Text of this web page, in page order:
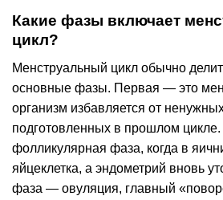
Какие фазы включает
цикл?
Менструальный цикл обычно
основные фазы. Первая — это
организм избавляется от
подготовленных в прошлом
фолликулярная фаза, когда в
яйцеклетка, а эндометрий вновь
фаза — овуляция, главный